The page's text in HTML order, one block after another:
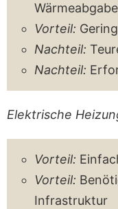
Wärmeabgabe
Vorteil:
Nachteil:
Nachteil:
Elektrische
Vorteil:
Vorteil:
Infrastruktur